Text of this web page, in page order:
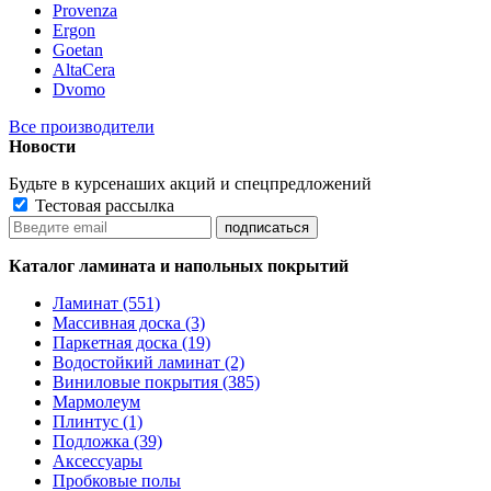
Provenza
Ergon
Goetan
AltaСera
Dvomo
Все производители
Новости
Будьте в курсенаших акций и спецпредложений
Тестовая рассылка
Каталог ламината и напольных покрытий
Ламинат (551)
Массивная доска (3)
Паркетная доска (19)
Водостойкий ламинат (2)
Виниловые покрытия (385)
Мармолеум
Плинтус (1)
Подложка (39)
Аксессуары
Пробковые полы